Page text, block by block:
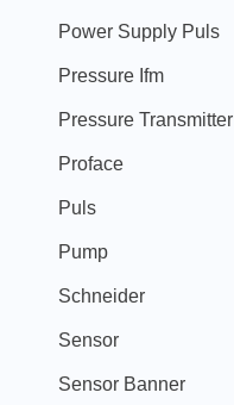
Power Supply Puls
Pressure Ifm
Pressure Transmitter
Proface
Puls
Pump
Schneider
Sensor
Sensor Banner